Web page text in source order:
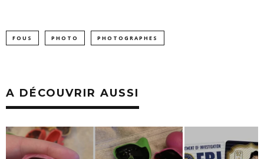
FOUS PHOTO PHOTOGRAPHES
A DÉCOUVRIR AUSSI